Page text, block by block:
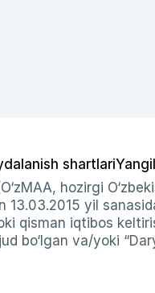
shartlari
hozirgi
yil
qisman iqtibos
bo‘lgan va/yoki